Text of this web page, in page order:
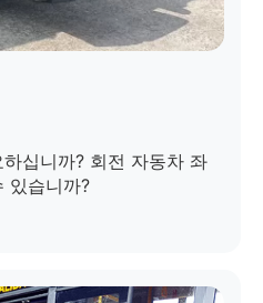
십니까? 회전 자동차 좌
있습니까?